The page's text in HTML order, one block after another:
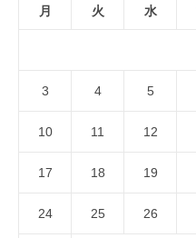
月 火 水
3 4 5
10 11 12
17 18 19
24 25 26